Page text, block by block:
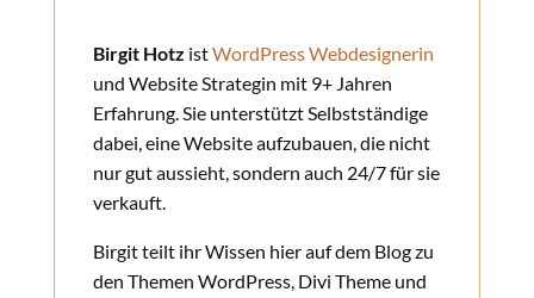
Birgit Hotz istWordPress Webdesignerin
und Website Strategin mit 9+ Jahren
Erfahrung. Sie unterstützt Selbstständige
dabei, eine Website aufzubauen, die nicht
nur gut aussieht, sondern auch 24/7 für sie
verkauft.
Birgit teilt ihr Wissen hier auf dem Blog zu
den Themen WordPress, Divi Theme und